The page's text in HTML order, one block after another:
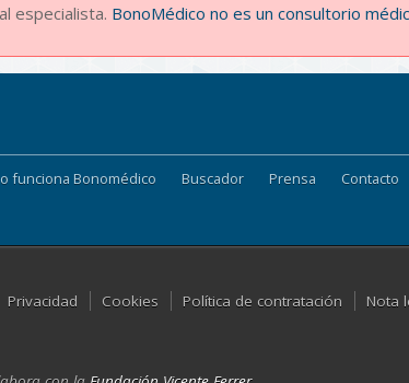
especialista. BonoMédico no es un consultorio
funciona Bonomédico Buscador Prensa Contacto
Privacidad Cookies Política de contratación Nota